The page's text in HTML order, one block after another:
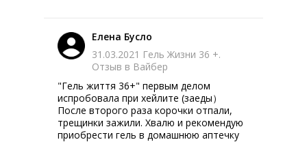
Елена Бусло
"Гeль життя 36+" первым делом
испробовала при хейлите (заеды）
После второго раза корочки отпали,
трещинки зажили. Хвалю и рекомендую
приобрести гель в домашнюю аптечку
31.03.2021 Гель Жизни 36 +.
Отзыв в Вайбер